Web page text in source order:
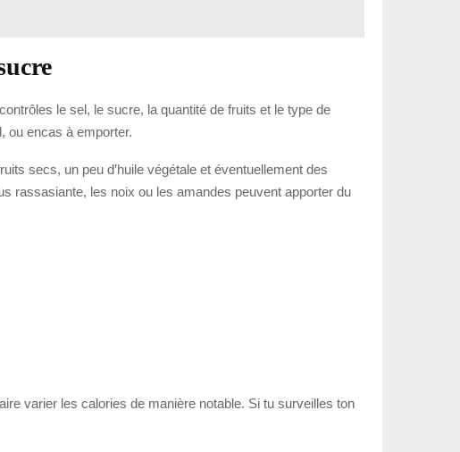
le sel, le sucre, la quantité de fruits et le type de
ou encas à emporter.
secs, un peu d’huile végétale et éventuellement des
rassasiante, les noix ou les amandes peuvent apporter du
varier les calories de manière notable. Si tu surveilles ton